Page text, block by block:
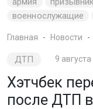
военнослужащие
Главная Новости
ДТП 9
Хэтчбек
после ДТП